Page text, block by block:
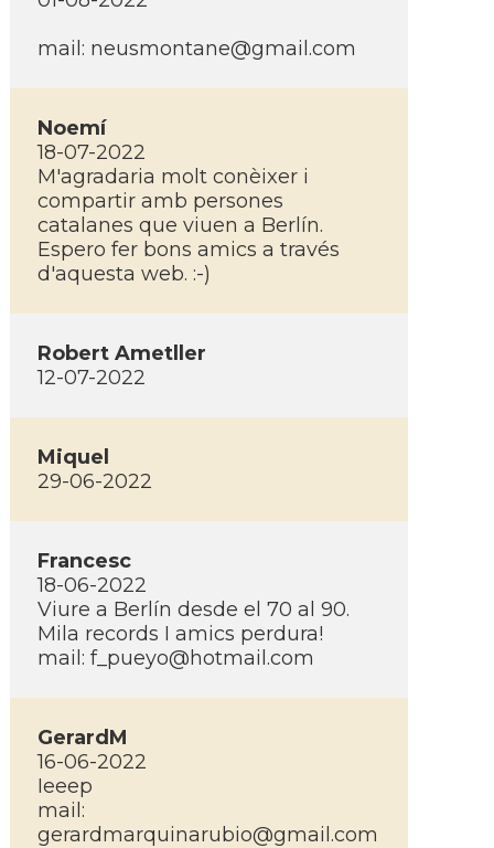
mail: neusmontane@gmail.com
Noemí­
18-07-2022
M'agradaria molt conèixer i
compartir amb persones
catalanes que viuen a Berlí­n.
Espero fer bons amics a través
d'aquesta web. :-)
Robert Ametller
12-07-2022
Miquel
29-06-2022
Francesc
18-06-2022
Viure a Berlí­n desde el 70 al 90.
Mila records I amics perdura!
mail: f_pueyo@hotmail.com
GerardM
16-06-2022
Ieeep
mail:
gerardmarquinarubio@gmail.com